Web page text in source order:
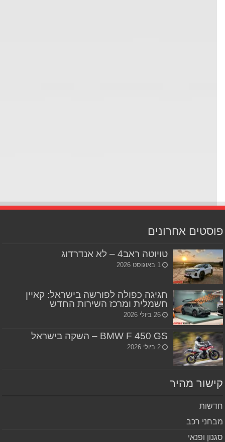
אחרונים
טויוטה ראב4 – לא אנדרדוג
1 באוגוסט 2026
חגיגה כפולה לפורשה בישראל: קאיין
חשמלית ומרכז השירות החדש
26 ביולי 2026
BMW F 450 GS – השקה בישראל
2 ביולי 2026
מהיר
רכב
ופנאי